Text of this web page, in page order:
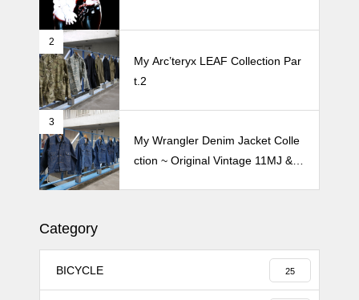
プ 2026
2
My Arc’teryx LEAF Collection Par
t.2
3
My Wrangler Denim Jacket Colle
ction ~ Original Vintage 11MJ & 1
Category
BICYCLE 25